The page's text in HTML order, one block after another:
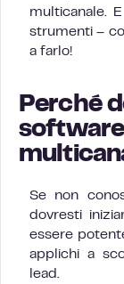
multicanale.
strumenti –
a farlo!
Perché
Se non
dovresti
essere
applichi a
lead.